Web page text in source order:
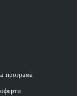
програма